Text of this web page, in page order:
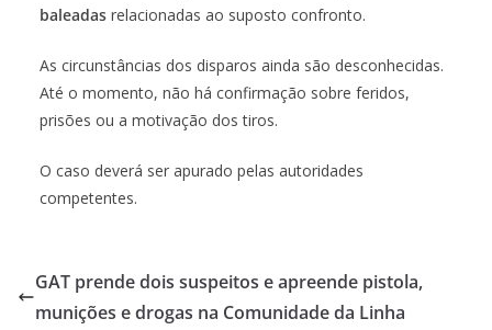
baleadas relacionadas ao suposto confronto.
As circunstâncias dos disparos ainda são desconhecidas.
Até o momento, não há confirmação sobre feridos,
prisões ou a motivação dos tiros.
O caso deverá ser apurado pelas autoridades
competentes.
GAT prende dois suspeitos e apreende pistola,
munições e drogas na Comunidade da Linha